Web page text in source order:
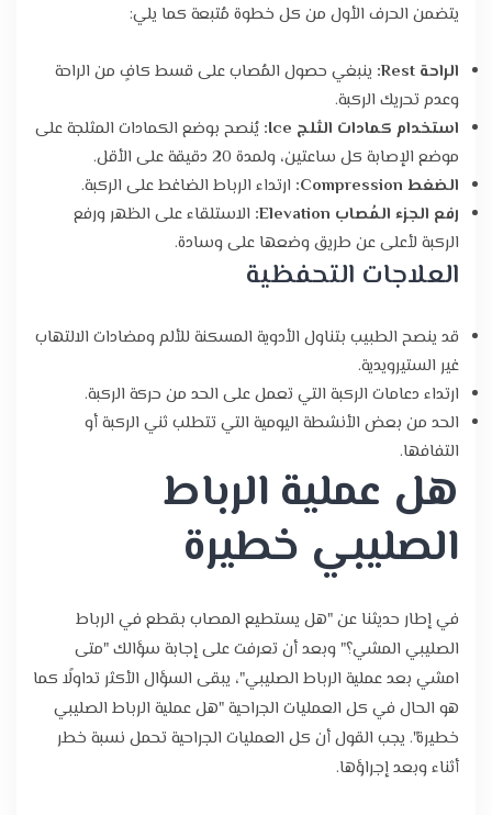
يتضمن الحرف الأول من كل خطوة مُتبعة كما يلي:
الراحة Rest:
ينبغي حصول المُصاب على قسط كافٍ من الراحة
وعدم تحريك الركبة.
استخدام كمادات الثلج Ice:
يُنصح بوضع الكمادات المثلجة على
موضع الإصابة كل ساعتين، ولمدة 20 دقيقة على الأقل.
الضغط Compression:
ارتداء الرباط الضاغط على الركبة.
رفع الجزء المُصاب Elevation:
الاستلقاء على الظهر ورفع
الركبة لأعلى عن طريق وضعها على وسادة.
العلاجات التحفظية
قد ينصح الطبيب بتناول الأدوية المسكنة للألم ومضادات الالتهاب
غير الستيرويدية.
ارتداء دعامات الركبة التي تعمل على الحد من حركة الركبة.
الحد من بعض الأنشطة اليومية التي تتطلب ثني الركبة أو
التفافها.
هل عملية الرباط
الصليبي خطيرة
في إطار حديثنا عن "هل يستطيع المصاب بقطع في الرباط
الصليبي المشي؟" وبعد أن تعرفت على إجابة سؤالك "متى
امشي بعد عملية الرباط الصليبي"، يبقى السؤال الأكثر تداولًا كما
هو الحال في كل العمليات الجراحية "هل عملية الرباط الصليبي
خطيرة". يجب القول أن كل العمليات الجراحية تحمل نسبة خطر
أثناء وبعد إجراؤها.